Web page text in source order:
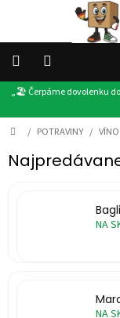
„🏖️ Čerpáme dovolenku
👉
PRODUKTY
Domov
/ POTRAVINY / VÍNO
NA
NA